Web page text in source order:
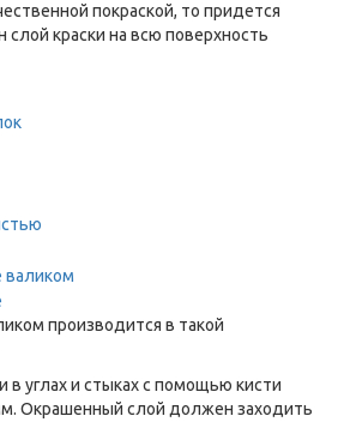
покраской, то придется
краски на всю поверхность
производится в такой
в углах и стыках с помощью кисти
Окрашенный слой должен заходить